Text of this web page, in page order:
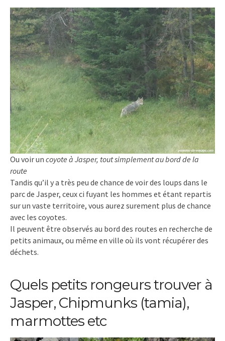
Ou voir un coyote à Jasper, tout simplement au bord de la
route
Tandis qu’il y a très peu de chance de voir des loups dans le
parc de Jasper, ceux ci fuyant les hommes et étant repartis
sur un vaste territoire, vous aurez surement plus de chance
avec les coyotes.
Il peuvent être observés au bord des routes en recherche de
petits animaux, ou même en ville où ils vont récupérer des
déchets.
Quels petits rongeurs trouver à
Jasper, Chipmunks (tamia),
marmottes etc